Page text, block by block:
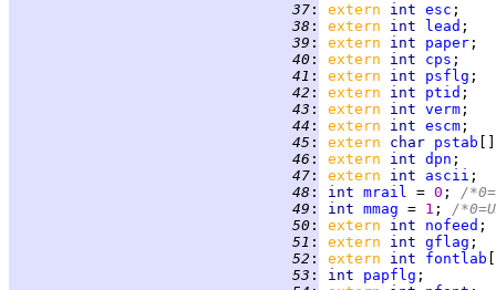
  37
: extern int esc
  38
: extern int lead
  39
: extern int paper
  40
: extern int cps
  41
: extern int psflg
  42
: extern int ptid
  43
: extern int verm
  44
: extern int escm
  45
: extern char pstab
  46
: extern int dpn
  47
: extern int ascii
  48
: int mrail = 0 ;
/
  49
: int mmag = 1 ;
/
  50
: extern int nofeed
  51
: extern int gflag
  52
: extern int fontlab
  53
: int papflg